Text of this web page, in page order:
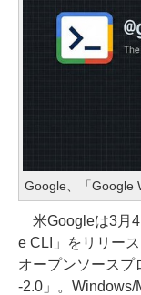
Google、「Google
米Googleは3月4
e CLI」をリリース
オープンソースプ
-2.0」。Windows/